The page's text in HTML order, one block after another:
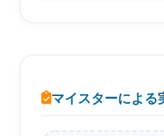
マイスターによる